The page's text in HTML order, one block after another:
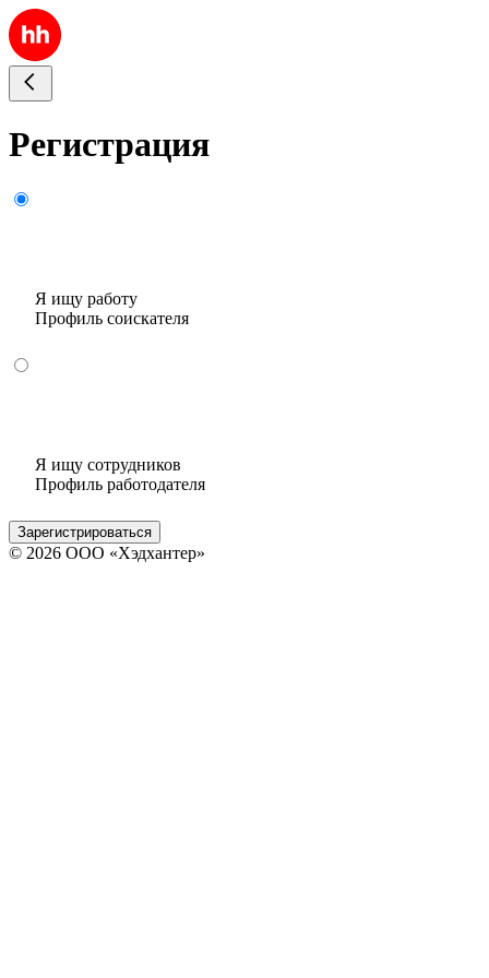
Регистрация
Я ищу работу
Профиль соискателя
Я ищу сотрудников
Профиль работодателя
Зарегистрироваться
© 2026 ООО «Хэдхантер»